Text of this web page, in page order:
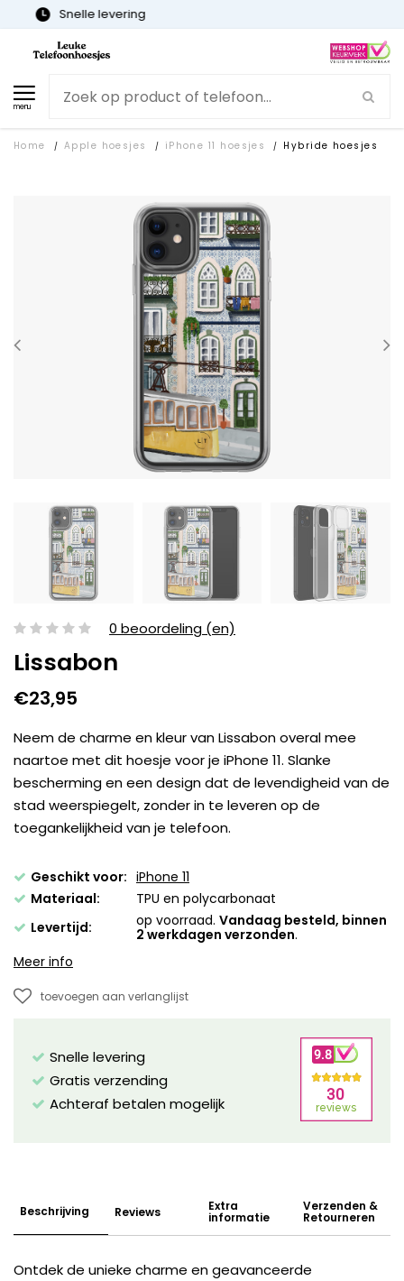
menu
Home / Apple hoesjes / iPhone 11 hoesjes / Hybride hoesjes
0 beoordeling (en)
Lissabon
€23,95
Neem de charme en kleur van Lissabon overal mee
naartoe met dit hoesje voor je iPhone 11. Slanke
bescherming en een design dat de levendigheid van de
stad weerspiegelt, zonder in te leveren op de
toegankelijkheid van je telefoon.
Geschikt voor: iPhone 11
Materiaal:
TPU en polycarbonaat
Levertijd:
op voorraad. Vandaag besteld, binnen
2 werkdagen verzonden.
Meer info
toevoegen aan verlanglijst
Snelle levering
Gratis verzending
Achteraf betalen mogelijk
Beschrijving Reviews Extra
informatie
Verzenden &
Retourneren
Ontdek de unieke charme en geavanceerde